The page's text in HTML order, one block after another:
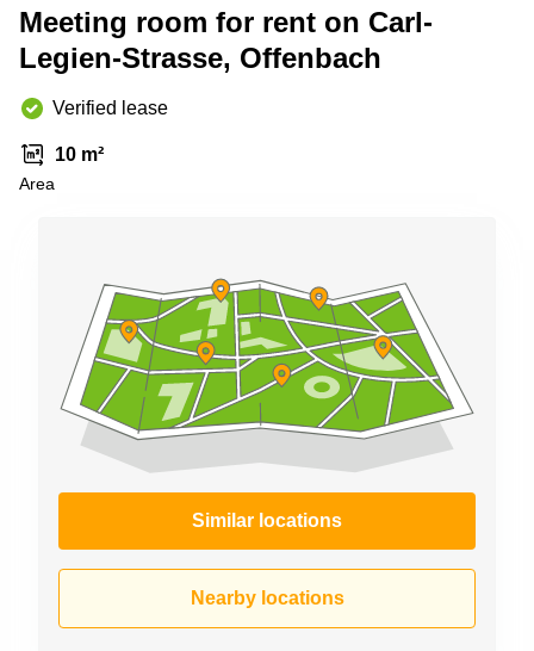
Copenhagen
City Center
Commercial
Leases
Frankfurt
Commercial
Leases
Commercial
Leases
Budapest
Commercial
Leases
Istanbul
Shanghai
Saudi
Arabia
Colombia
Meeting room for rent on Carl-
Legien-Strasse, Offenbach
Verified lease
10 m²
Area
Similar locations
Nearby locations